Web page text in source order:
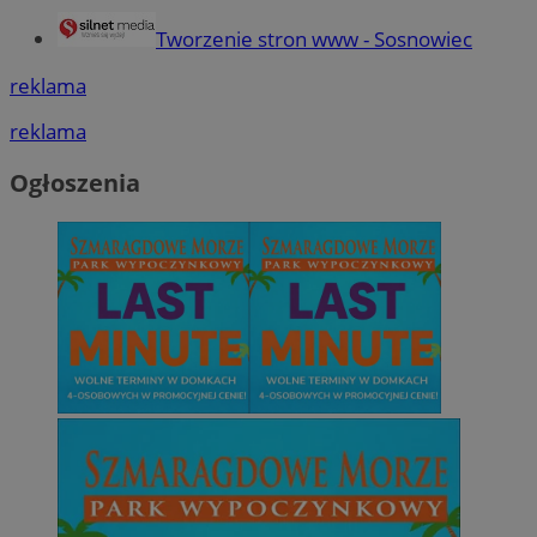
Tworzenie stron www - Sosnowiec
reklama
reklama
Ogłoszenia